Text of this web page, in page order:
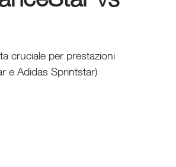
cruciale per prestazioni
e Adidas Sprintstar)